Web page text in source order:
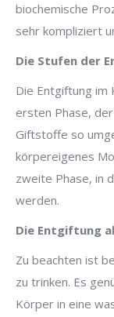
biochemische
sehr kompliziert
Die Stufen der
Die Entgiftung im
ersten Phase,
Giftstoffe so
körpereigenes
zweite Phase, in
werden.
Die Entgiftung
Zu beachten ist
zu trinken. Es
Körper in eine